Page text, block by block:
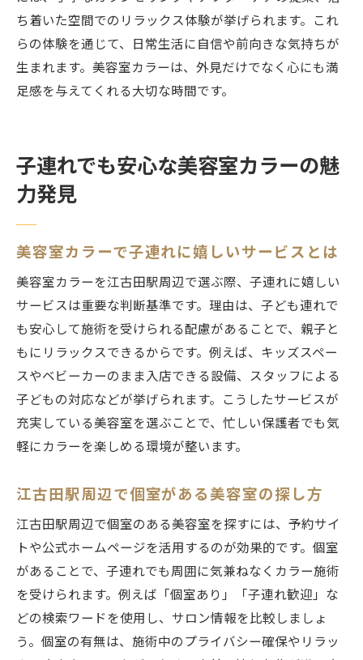
ち着いた空間でのリラックス体験が挙げられます。これ
らの体験を通じて、日常生活に自信や前向きな気持ちが
生まれます。美容室カラーは、外見だけでなく心にも満
足感を与えてくれる大切な時間です。
子連れでも安心な美容室カラーの魅
力発見
美容室カラーで子連れに嬉しいサービスとは
美容室カラーを江古田駅周辺で選ぶ際、子連れに嬉しい
サービスは重要な判断基準です。理由は、子ども連れで
も安心して施術を受けられる配慮があることで、親子と
もにリラックスできるからです。例えば、キッズスペー
スやベビーカーのまま入店できる設備、スタッフによる
子どもの対応などが挙げられます。こうしたサービスが
充実している美容室を選ぶことで、忙しい保護者でも気
軽にカラーを楽しめる環境が整います。
江古田駅周辺で個室がある美容室の探し方
江古田駅周辺で個室のある美容室を探すには、予約サイ
トや公式ホームページを活用するのが効果的です。個室
があることで、子連れでも周囲に気兼ねなくカラー施術
を受けられます。例えば「個室あり」「子連れ歓迎」な
どの検索ワードを使用し、サロン情報を比較しましょ
う。個室の有無は、施術中のプライバシー確保やリラッ